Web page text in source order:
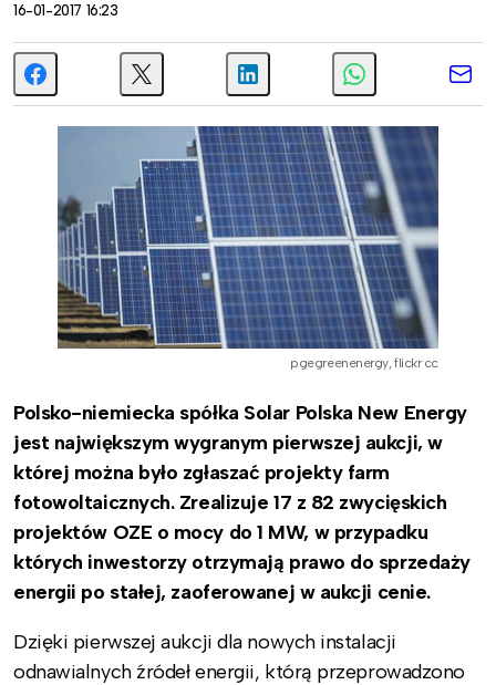
16-01-2017 16:23
pgegreenenergy, flickr cc
Polsko-niemiecka spółka Solar Polska New Energy
jest największym wygranym pierwszej aukcji, w
której można było zgłaszać projekty farm
fotowoltaicznych. Zrealizuje 17 z 82 zwycięskich
projektów OZE o mocy do 1 MW, w przypadku
których inwestorzy otrzymają prawo do sprzedaży
energii po stałej, zaoferowanej w aukcji cenie.
Dzięki pierwszej aukcji dla nowych instalacji
odnawialnych źródeł energii, którą przeprowadzono